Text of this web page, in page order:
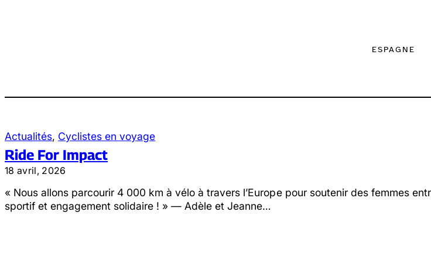
ESPAGNE
Actualités, Cyclistes en voyage
Ride For Impact
18 avril, 2026
« Nous allons parcourir 4 000 km à vélo à travers l’Europe pour soutenir des femmes
sportif et engagement solidaire ! » — Adèle et Jeanne…